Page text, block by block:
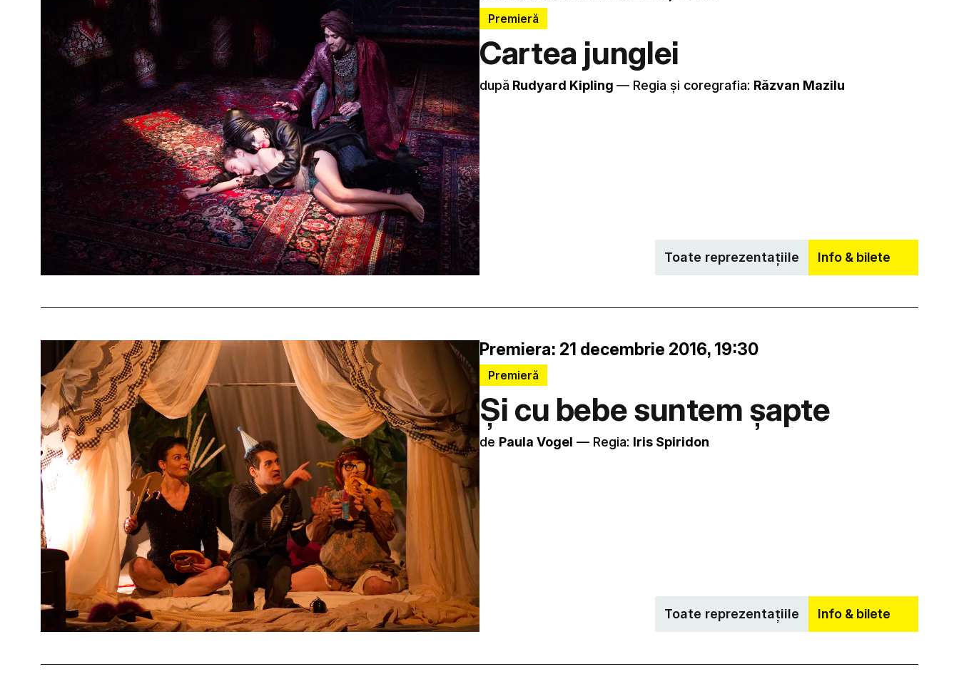
Premieră
Cartea junglei
după Rudyard Kipling –– Regia și coregrafia: Răzvan Mazilu
Toate reprezentațiile Info & bilete
Premiera: 21 decembrie 2016, 19:30
Premieră
Și cu bebe suntem șapte
de Paula Vogel –– Regia: Iris Spiridon
Toate reprezentațiile Info & bilete